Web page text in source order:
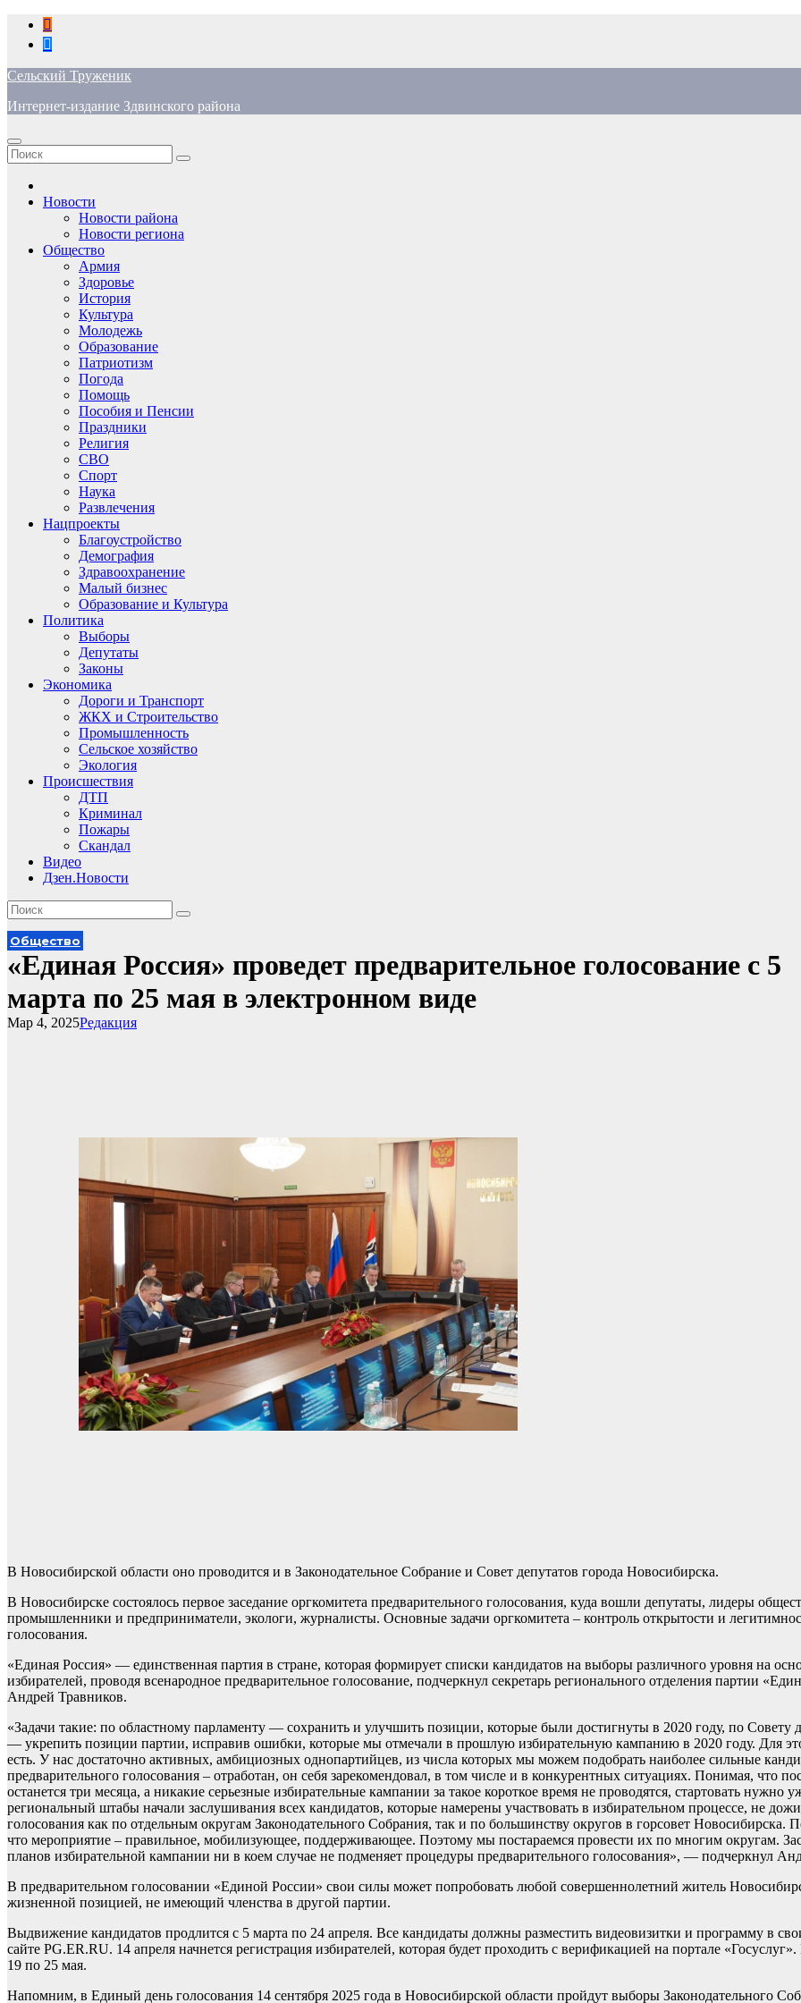
Перейти
содержимому
Сельский Труженик
Интернет-издание Здвинского района
Новости
Новости района
Новости региона
Общество
Армия
Здоровье
История
Культура
Молодежь
Образование
Патриотизм
Погода
Помощь
Пособия и Пенсии
Праздники
Религия
СВО
Спорт
Наука
Развлечения
Нацпроекты
Благоустройство
Демография
Здравоохранение
Малый бизнес
Образование и Культура
Политика
Выборы
Депутаты
Законы
Экономика
Дороги и Транспорт
ЖКХ и Строительство
Промышленность
Сельское хозяйство
Экология
Происшествия
ДТП
Криминал
Пожары
Скандал
Видео
Дзен.Новости
Общество
«Единая Россия» проведет предварительное голосование с 5
марта по 25 мая в электронном виде
Редакция
Мар 4, 2025
В Новосибирской области оно проводится и в Законодательное Собрание и Совет депутатов города Новосибирска.
В Новосибирске состоялось первое заседание оргкомитета предварительного голосования, куда вошли депутаты, лидеры
промышленники и предприниматели, экологи, журналисты. Основные задачи оргкомитета – контроль открытости и
голосования.
«Единая Россия» — единственная партия в стране, которая формирует списки кандидатов на выборы различного уровня на
избирателей, проводя всенародное предварительное голосование, подчеркнул секретарь регионального отделения партии
Андрей Травников.
«Задачи такие: по областному парламенту — сохранить и улучшить позиции, которые были достигнуты в 2020 году, по Совету
— укрепить позиции партии, исправив ошибки, которые мы отмечали в прошлую избирательную кампанию в 2020 году. Для
есть. У нас достаточно активных, амбициозных однопартийцев, из числа которых мы можем подобрать наиболее сильные
предварительного голосования – отработан, он себя зарекомендовал, в том числе и в конкурентных ситуациях. Понимая, что
останется три месяца, а никакие серьезные избирательные кампании за такое короткое время не проводятся, стартовать нужно
региональный штабы начали заслушивания всех кандидатов, которые намерены участвовать в избирательном процессе, не
голосования как по отдельным округам Законодательного Собрания, так и по большинству округов в горсовет Новосибирска.
что мероприятие – правильное, мобилизующее, поддерживающее. Поэтому мы постараемся провести их по многим округам.
планов избирательной кампании ни в коем случае не подменяет процедуры предварительного голосования», — подчеркнул
В предварительном голосовании «Единой России» свои силы может попробовать любой совершеннолетний житель
жизненной позицией, не имеющий членства в другой партии.
Выдвижение кандидатов продлится с 5 марта по 24 апреля. Все кандидаты должны разместить видеовизитки и программу в
сайте PG.ER.RU. 14 апреля начнется регистрация избирателей, которая будет проходить с верификацией на портале
19 по 25 мая.
Напомним, в Единый день голосования 14 сентября 2025 года в Новосибирской области пройдут выборы Законодательного